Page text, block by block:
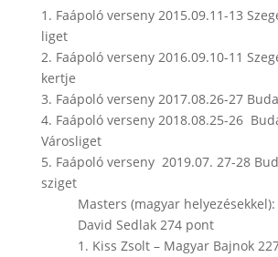
1. Faápoló verseny 2015.09.11-13
liget
2. Faápoló verseny 2016.09.10-11
kertje
3. Faápoló verseny 2017.08.26-27
4. Faápoló verseny 2018.08.25-26
Városliget
5. Faápoló verseny 2019.07. 27-28
sziget
Masters (magyar helyezésekkel):
David Sedlak 274 pont
1. Kiss Zsolt – Magyar Bajnok